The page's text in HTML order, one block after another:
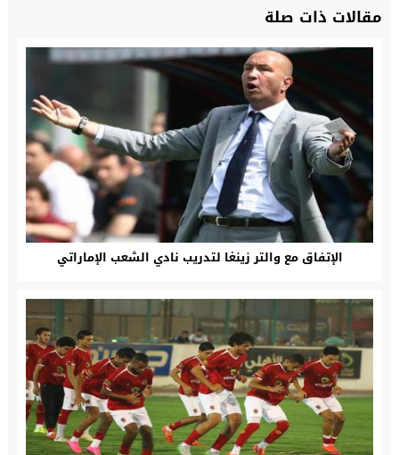
مقالات ذات صلة
الإتفاق مع والتر زينغا لتدريب نادي الشعب الإماراتي